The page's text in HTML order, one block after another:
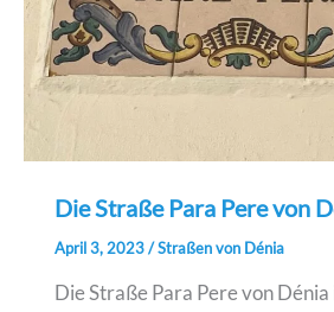
Die Straße Para Pere von
April 3, 2023/Straßen von Dénia
Die Straße Para Pere von